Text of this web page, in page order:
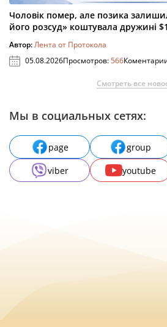
Чоловік помер, але позика
його розсуд» коштувала дружині
Автор:Лента от Протокола
05.08.2026Просмотров:566
Смотреть все
Мы в социальных сетях:
page group
viber
youtube